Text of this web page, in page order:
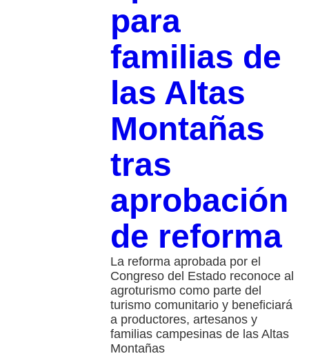
para
familias de
las Altas
Montañas
tras
aprobación
de reforma
La reforma aprobada por el
Congreso del Estado reconoce al
agroturismo como parte del
turismo comunitario y beneficiará
a productores, artesanos y
familias campesinas de las Altas
Montañas